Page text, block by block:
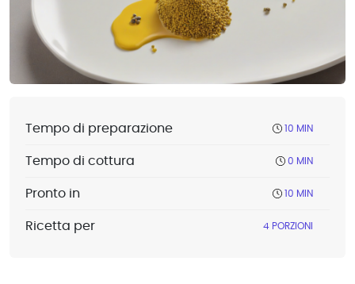
Tempo di preparazione 10 MIN
Tempo di cottura 0 MIN
Pronto in 10 MIN
Ricetta per 4 PORZIONI